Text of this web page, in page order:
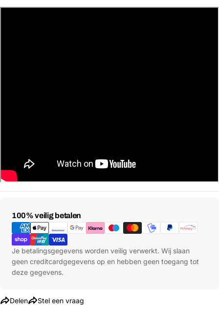
100% veilig betalen
Betaalmethoden
Je betalingsgegevens worden veilig verwerkt. Wij slaan
geen creditcardgegevens op en hebben geen toegang tot
deze gegevens.
Delen Stel een vraag